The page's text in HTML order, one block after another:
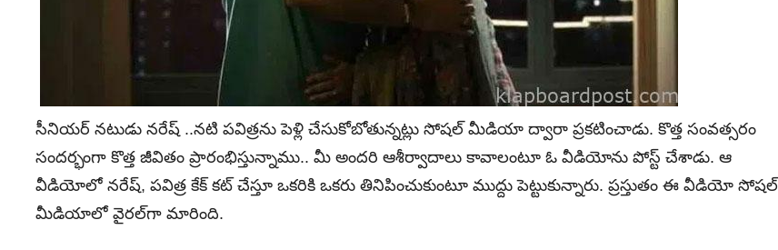
సీనియర్‌ నటుడు నరేష్‌ ..నటి పవిత్రను పెళ్లి చేసుకోబోతున్నట్లు సోషల్‌ మీడియా ద్వారా ప్రకటించాడు. కొత్త సంవత్సరం
సందర్భంగా కొత్త జీవితం ప్రారంభిస్తున్నాము.. మీ అందరి ఆశీర్వాదాలు కావాలంటూ ఓ వీడియోను పోస్ట్‌ చేశాడు. ఆ
వీడియోలో నరేష్‌, పవిత్ర కేక్‌ కట్‌ చేస్తూ ఒకరికి ఒకరు తినిపించుకుంటూ ముద్దు పెట్టుకున్నారు. ప్రస్తుతం ఈ వీడియో సోషల్‌
మీడియాలో వైరల్‌గా మారింది.